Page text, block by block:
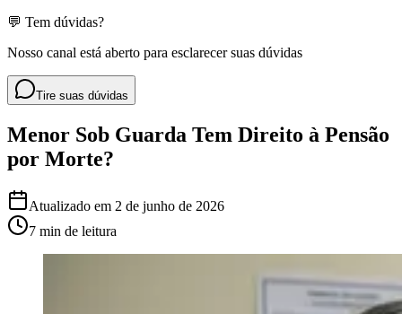
💬 Tem dúvidas?
Nosso canal está aberto para esclarecer suas dúvidas
Tire suas dúvidas
Menor Sob Guarda Tem Direito à Pensão
por Morte?
Atualizado em 2 de junho de 2026
7 min de leitura